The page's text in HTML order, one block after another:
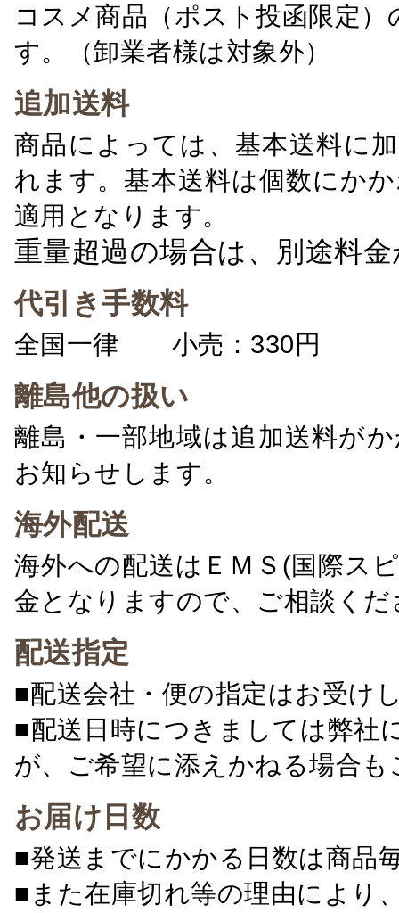
コスメ商品（ポスト投函限定
す。（卸業者様は対象外）
追加送料
商品によっては、基本送料に
れます。基本送料は個数にか
適用となります。
重量超過の場合は、別途料
代引き手数料
全国一律 小売：330円 卸
離島他の扱い
離島・一部地域は追加送料が
お知らせします。
海外配送
海外への配送はＥＭＳ(国際ス
金となりますので、ご相談くだ
配送指定
■配送会社・便の指定はお受け
■配送日時につきましては弊社
が、ご希望に添えかねる場合
お届け日数
■発送までにかかる日数は商品
■また在庫切れ等の理由により